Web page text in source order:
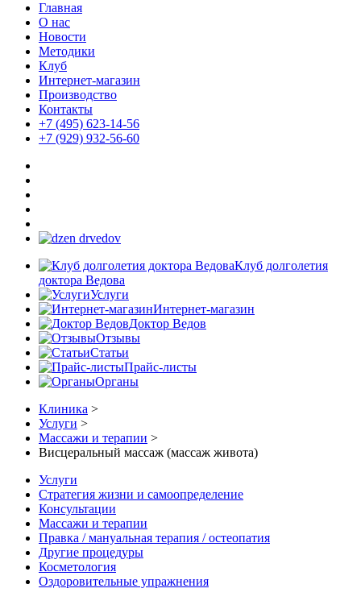
Главная
О нас
Новости
Методики
Клуб
Интернет-магазин
Производство
Контакты
+7 (495) 623-14-56
+7 (929) 932-56-60
Клуб долголетия
доктора Ведова
Услуги
Интернет-магазин
Доктор Ведов
Отзывы
Статьи
Прайс-листы
Органы
Клиника >
Услуги >
Массажи и терапии >
Висцеральный массаж (массаж живота)
Услуги
Стратегия жизни и самоопределение
Консультации
Массажи и терапии
Правка / мануальная терапия / остеопатия
Другие процедуры
Косметология
Оздоровительные упражнения